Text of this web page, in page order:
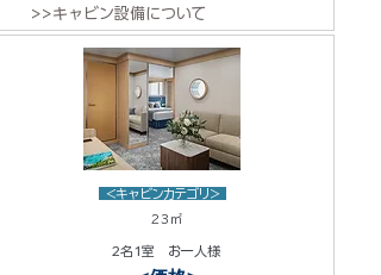
>>キャビン設備について
<キャビンカテゴリ>
23㎡
2名1室 お一人様